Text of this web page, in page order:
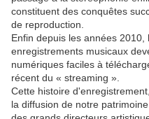
constituent des conquêtes
de reproduction.
Enfin depuis les années
enregistrements musicaux
numériques faciles à
récent du « streaming ».
Cette histoire
la diffusion de notre